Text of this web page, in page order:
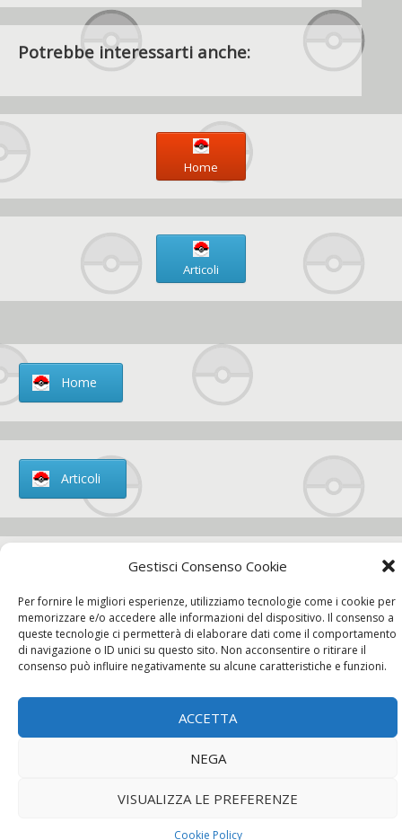
Gestisci Consenso Cookie
Per fornire le migliori esperienze, utilizziamo tecnologie come i cookie per
memorizzare e/o accedere alle informazioni del dispositivo. Il consenso a
queste tecnologie ci permetterà di elaborare dati come il comportamento
di navigazione o ID unici su questo sito. Non acconsentire o ritirare il
consenso può influire negativamente su alcune caratteristiche e funzioni.
ACCETTA
NEGA
VISUALIZZA LE PREFERENZE
Cookie Policy
Potrebbe interessarti anche:
Home
Articoli
Home
Articoli
Chi siamo
Contatti